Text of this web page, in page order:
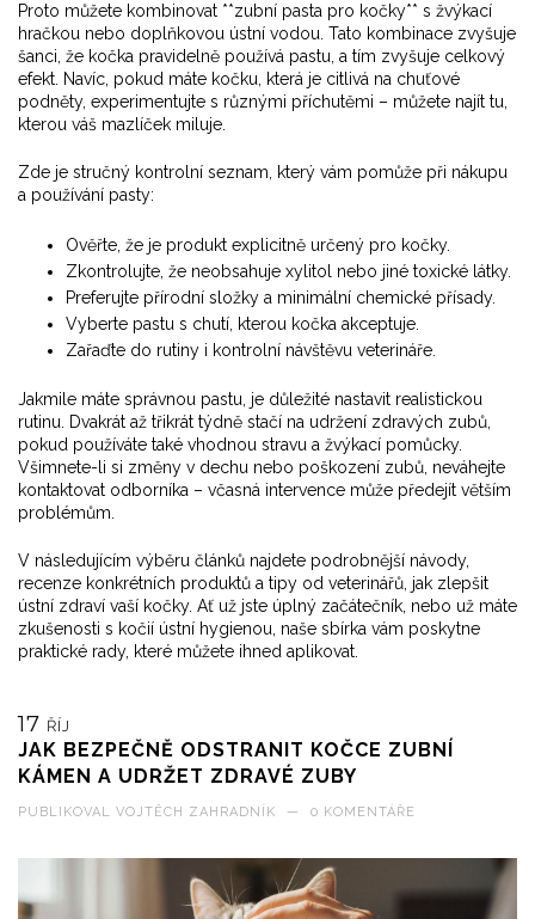
Proto můžete kombinovat **zubní pasta pro kočky** s žvýkací
hračkou nebo doplňkovou ústní vodou. Tato kombinace zvyšuje
šanci, že kočka pravidelně používá pastu, a tím zvyšuje celkový
efekt. Navíc, pokud máte kočku, která je citlivá na chuťové
podněty, experimentujte s různými příchutěmi – můžete najít tu,
kterou váš mazlíček miluje.
Zde je stručný kontrolní seznam, který vám pomůže při nákupu
a používání pasty:
Ověřte, že je produkt explicitně určený pro kočky.
Zkontrolujte, že neobsahuje xylitol nebo jiné toxické látky.
Preferujte přírodní složky a minimální chemické přísady.
Vyberte pastu s chutí, kterou kočka akceptuje.
Zařaďte do rutiny i kontrolní návštěvu veterináře.
Jakmile máte správnou pastu, je důležité nastavit realistickou
rutinu. Dvakrát až třikrát týdně stačí na udržení zdravých zubů,
pokud používáte také vhodnou stravu a žvýkací pomůcky.
Všimnete-li si změny v dechu nebo poškození zubů, neváhejte
kontaktovat odborníka – včasná intervence může předejít větším
problémům.
V následujícím výběru článků najdete podrobnější návody,
recenze konkrétních produktů a tipy od veterinářů, jak zlepšit
ústní zdraví vaší kočky. Ať už jste úplný začátečník, nebo už máte
zkušenosti s kočií ústní hygienou, naše sbírka vám poskytne
praktické rady, které můžete ihned aplikovat.
17 ŘÍJ
JAK BEZPEČNĚ ODSTRANIT KOČCE ZUBNÍ
KÁMEN A UDRŽET ZDRAVÉ ZUBY
PUBLIKOVAL VOJTĚCH ZAHRADNÍK — 0 KOMENTÁŘE